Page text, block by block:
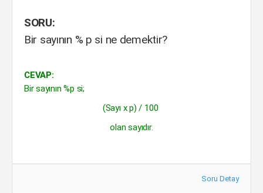
SORU:
Bir sayının % p si ne demektir?
CEVAP:
Bir sayının %p si;
(Sayı x p) / 100
olan sayıdır.
Soru Detay